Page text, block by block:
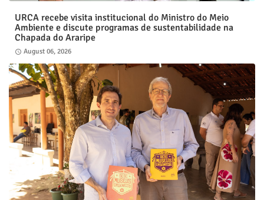
URCA recebe visita institucional do Ministro do Meio
Ambiente e discute programas de sustentabilidade na
Chapada do Araripe
August 06, 2026